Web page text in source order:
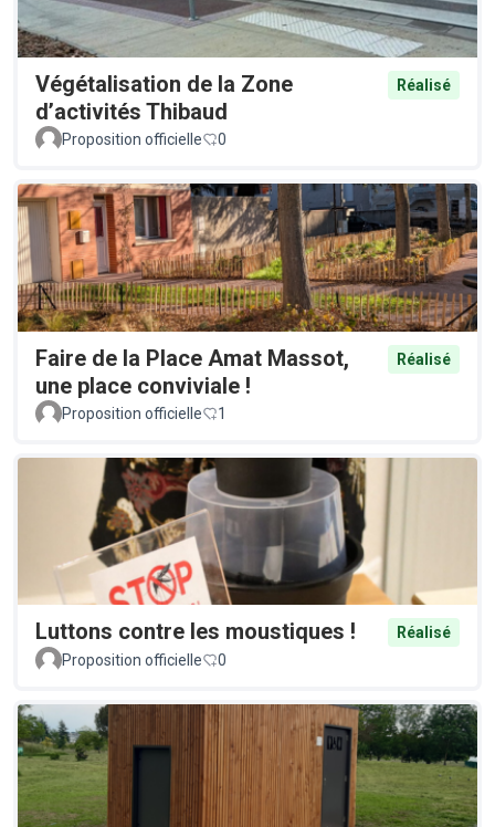
Végétalisation de la Zone
d’activités Thibaud
Réalisé
Proposition officielle 0
Faire de la Place Amat Massot,
une place conviviale !
Réalisé
Proposition officielle 1
Luttons contre les moustiques !
Réalisé
Proposition officielle
0